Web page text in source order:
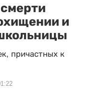
и
причастных к